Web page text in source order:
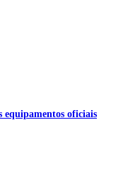
equipamentos oficiais